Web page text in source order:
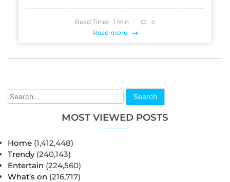
Search
MOST VIEWED POSTS
Home (1,412,448)
Trendy (240,143)
Entertain (224,560)
What’s on (216,717)
Read Time: 1 Min 0
Read more